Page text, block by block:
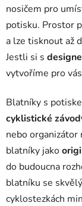
nosičem pro
potisku. Prostor
a lze tisknout až
Jestli si s
vytvoříme pro
Blatníky s
cyklistické
nebo organizátor
blatníky jako
do budoucna
blatníku se
cyklostezkách